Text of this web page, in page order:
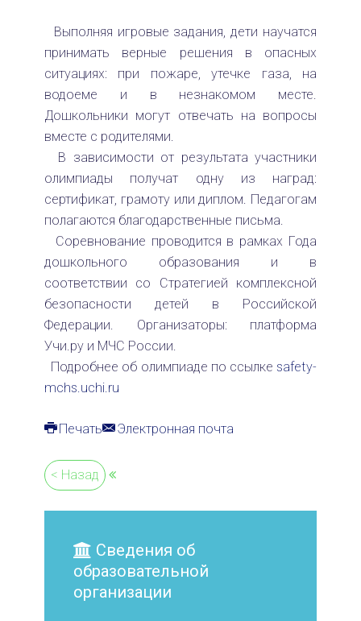
Выполняя игровые задания, дети научатся
принимать верные решения в опасных
ситуациях: при пожаре, утечке газа, на
водоеме и в незнакомом месте.
Дошкольники могут отвечать на вопросы
вместе с родителями.
В зависимости от результата участники
олимпиады получат одну из наград:
сертификат, грамоту или диплом. Педагогам
полагаются благодарственные письма.
Соревнование проводится в рамках Года
дошкольного образования и в
соответствии со Стратегией комплексной
безопасности детей в Российской
Федерации. Организаторы: платформа
Учи.ру и МЧС России.
Подробнее об олимпиаде по ссылке safety-
mchs.uchi.ru
Печать Электронная почта
< Назад
Сведения об
образовательной
организации